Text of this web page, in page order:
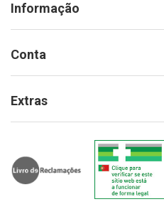
Informação
Conta
Extras